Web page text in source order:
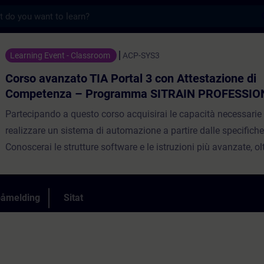
TIA Portal 3 con Attestazione di
Learning Event - Classroom ACP-SYS3
Corso avanzato TIA Portal 3 con Attestazione di
Competenza – Programma SITRAIN
Partecipando a questo corso acquisirai le capacità necessarie
realizzare un sistema di automazione a partire dalle
Conoscerai le strutture software e le istruzioni più avanzate,
oggetti tecnologici ti permetteranno di affrontare dinamiche
legate ai regolatori PID e al Motion Control. Affronterai inoltre
Sitat